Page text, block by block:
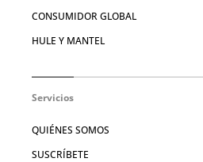
CONSUMIDOR GLOBAL
HULE Y MANTEL
Servicios
QUIÉNES SOMOS
SUSCRÍBETE